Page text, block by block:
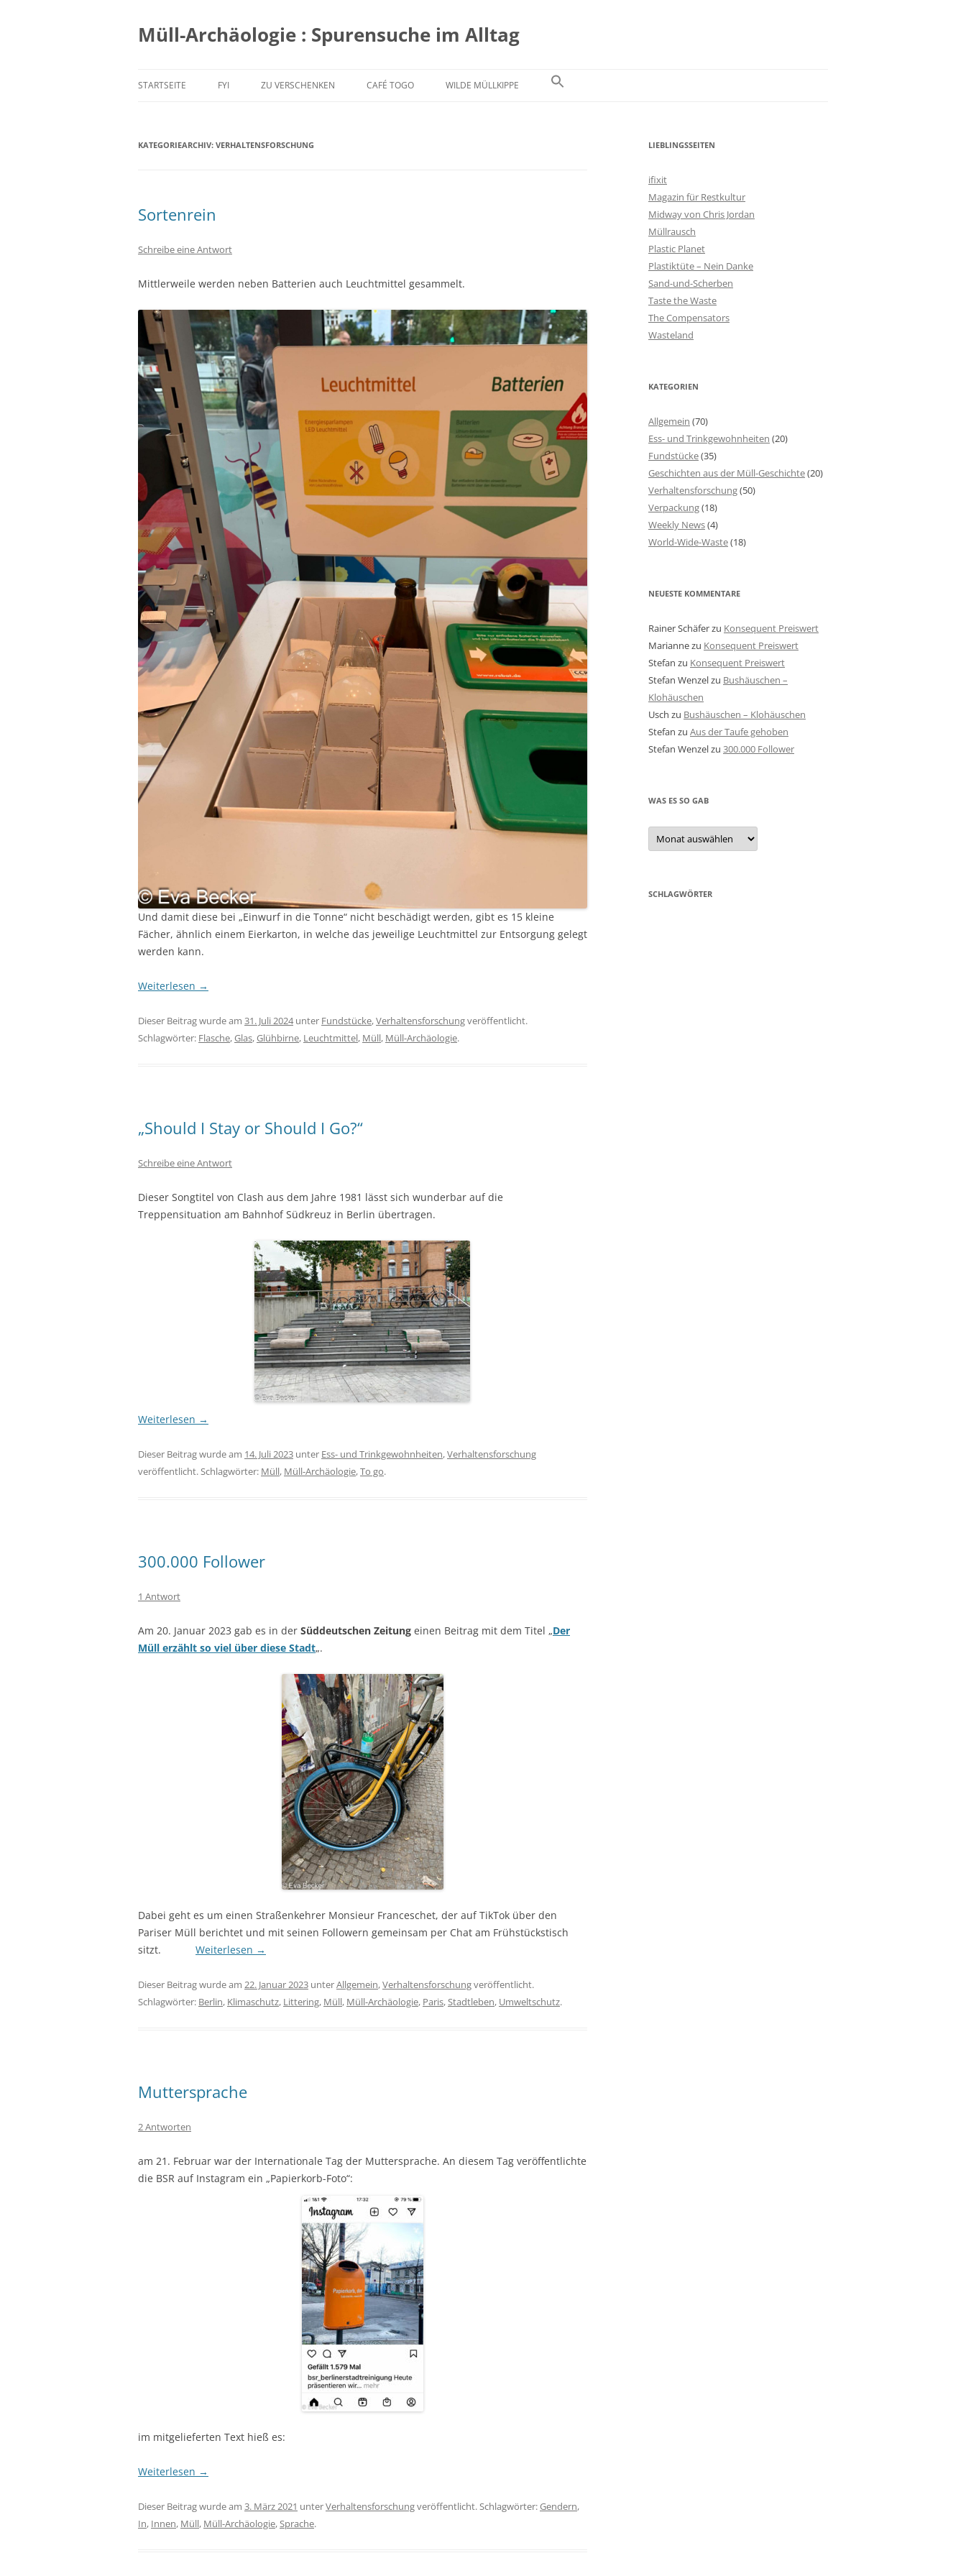
springen
Müll-Archäologie : Spurensuche im Alltag
STARTSEITE FYI ZU VERSCHENKEN CAFÉ TOGO WILDE MÜLLKIPPE
KATEGORIEARCHIV: VERHALTENSFORSCHUNG
Sortenrein
Schreibe eine Antwort
Mittlerweile werden neben Batterien auch Leuchtmittel gesammelt.
Und damit diese bei „Einwurf in die Tonne“ nicht beschädigt werden, gibt es 15 kleine
Fächer, ähnlich einem Eierkarton, in welche das jeweilige Leuchtmittel zur Entsorgung gelegt
werden kann.
Weiterlesen →
Dieser Beitrag wurde am 31. Juli 2024unter Fundstücke,Verhaltensforschungveröffentlicht.
Schlagwörter: Flasche,Glas,Glühbirne, Leuchtmittel, Müll, Müll-Archäologie.
„Should I Stay or Should I Go?“
Schreibe eine Antwort
Dieser Songtitel von Clash aus dem Jahre 1981 lässt sich wunderbar auf die
Treppensituation am Bahnhof Südkreuz in Berlin übertragen.
Weiterlesen →
Dieser Beitrag wurde am 14. Juli 2023 unter Ess- und Trinkgewohnheiten,Verhaltensforschung
veröffentlicht. Schlagwörter: Müll, Müll-Archäologie,To go.
300.000 Follower
1 Antwort
Am 20. Januar 2023 gab es in der Süddeutschen Zeitung einen Beitrag mit dem Titel „Der
Müll erzählt so viel über diese Stadt„.
Dabei geht es um einen Straßenkehrer Monsieur Franceschet, der auf TikTok über den
Pariser Müll berichtet und mit seinen Followern gemeinsam per Chat am Frühstückstisch
sitzt. Weiterlesen →
Dieser Beitrag wurde am 22. Januar 2023 unterAllgemein,Verhaltensforschungveröffentlicht.
Schlagwörter: Berlin, Klimaschutz, Littering, Müll, Müll-Archäologie, Paris,Stadtleben, Umweltschutz.
Muttersprache
2 Antworten
am 21. Februar war der Internationale Tag der Muttersprache. An diesem Tag veröffentlichte
die BSR auf Instagram ein „Papierkorb-Foto“:
im mitgelieferten Text hieß es:
Weiterlesen →
Dieser Beitrag wurde am 3. März 2021 unterVerhaltensforschungveröffentlicht. Schlagwörter:Gendern,
In, Innen, Müll, Müll-Archäologie,Sprache.
LIEBLINGSSEITEN
ifixit
Magazin für Restkultur
Midway von Chris Jordan
Müllrausch
Plastic Planet
Plastiktüte – Nein Danke
Sand-und-Scherben
Taste the Waste
The Compensators
Wasteland
KATEGORIEN
Allgemein (70)
Ess- und Trinkgewohnheiten (20)
Fundstücke(35)
Geschichten aus der Müll-Geschichte(20)
Verhaltensforschung(50)
Verpackung(18)
Weekly News(4)
World-Wide-Waste(18)
NEUESTE KOMMENTARE
Rainer Schäferzu Konsequent Preiswert
Mariannezu Konsequent Preiswert
Stefan zu Konsequent Preiswert
Stefan Wenzelzu Bushäuschen –
Klohäuschen
Usch zu Bushäuschen – Klohäuschen
Stefan zu Aus der Taufe gehoben
Stefan Wenzelzu 300.000 Follower
WAS ES SO GAB
Was
es
so
SCHLAGWÖRTER